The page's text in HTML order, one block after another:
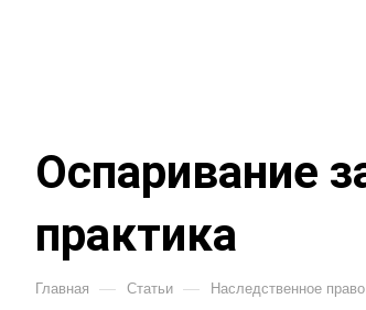
Оспаривание
практика
Главная — Статьи — Наследственное право